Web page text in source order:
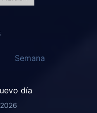
Semana
día
2026